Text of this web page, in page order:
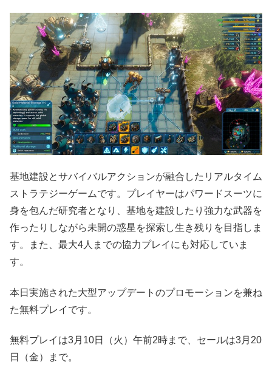
基地建設とサバイバルアクションが融合したリアルタイム
ストラテジーゲームです。プレイヤーはパワードスーツに
身を包んだ研究者となり、基地を建設したり強力な武器を
作ったりしながら未開の惑星を探索し生き残りを目指しま
す。また、最大4人までの協力プレイにも対応していま
す。
本日実施された大型アップデートのプロモーションを兼ね
た無料プレイです。
無料プレイは3月10日（火）午前2時まで、セールは3月20
日（金）まで。